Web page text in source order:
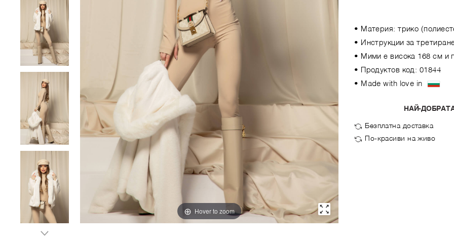
Hover to zoom
• Материя: трико
• Инструкции за
• Мими е висока 168 см и
• Продуктов код: 01844
• Made with love in
НАЙ-
Безплатна доставка
По-красиви на живо